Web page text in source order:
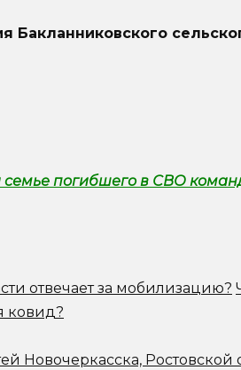
Бакланниковского
семье погибшего в СВО
отвечает за мобилизацию?
ковид?
Новочеркасска, Ростовской